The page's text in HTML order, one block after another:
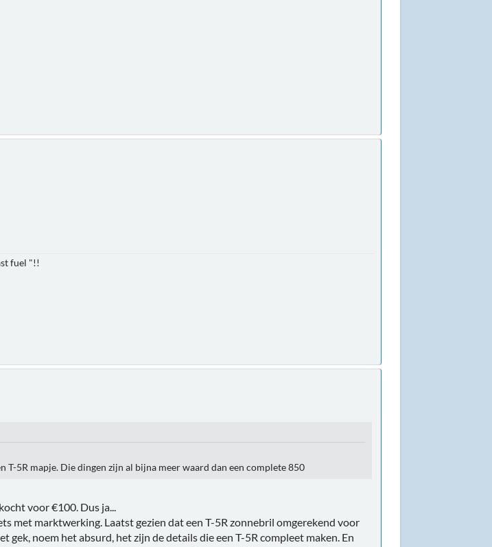
fuel "!!
T-5R mapje. Die dingen zijn al bijna meer waard dan een complete 850
voor €100. Dus ja...
met marktwerking. Laatst gezien dat een T-5R zonnebril omgerekend voor
gek, noem het absurd, het zijn de details die een T-5R compleet maken. En